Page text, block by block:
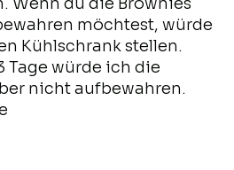
möchtest, würde
Kühlschrank stellen.
Tage würde ich die
nicht aufbewahren.